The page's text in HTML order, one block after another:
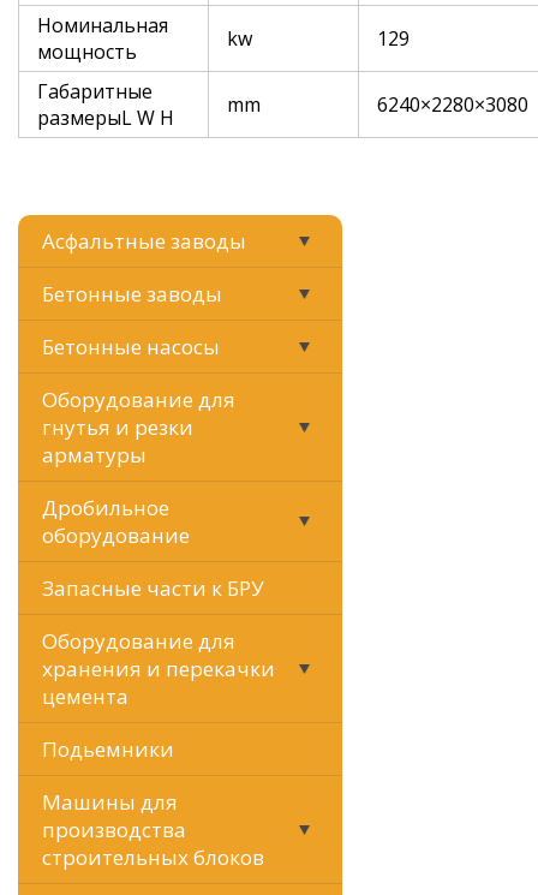
Номинальная
мощность
kw
129
Габаритные
размерыL W H
mm 6240×2280×3080
Асфальтные заводы
Бетонные заводы
Бетонные насосы
Оборудование для
гнутья и резки
арматуры
Дробильное
оборудование
Запасные части к БРУ
Оборудование для
хранения и перекачки
цемента
Подьемники
Машины для
производства
строительных блоков